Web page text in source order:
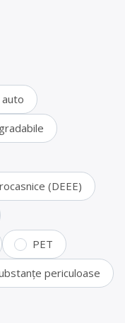
(DEEE)
PET
periculoase